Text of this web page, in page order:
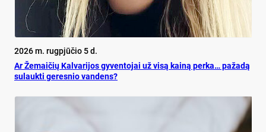
2026 m. rugpjūčio 5 d.
Ar Že­mai­čių Kal­va­ri­jos gy­ven­to­jai už vi­są kai­ną per­ka… pa­ža­dą
su­lauk­ti ge­res­nio van­dens?